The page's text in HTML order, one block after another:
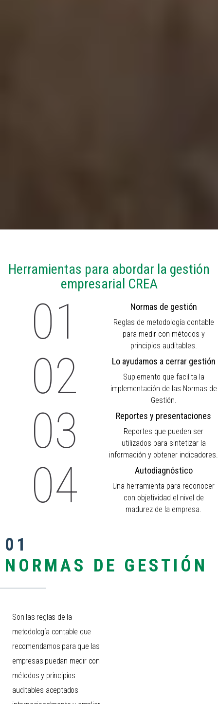
Herramientas para abordar la gestión
empresarial CREA
01 Normas de gestión
Reglas de metodología contable
para medir con métodos y
principios auditables.
02 Lo ayudamos a cerrar gestión
Suplemento que facilita la
implementación de las Normas de
Gestión.
03 Reportes y presentaciones
Reportes que pueden ser
utilizados para sintetizar la
información y obtener indicadores.
04 Autodiagnóstico
Una herramienta para reconocer
con objetividad el nivel de
madurez de la empresa.
01
NORMAS DE GESTIÓN
Son las reglas de la
metodología contable que
recomendamos para que las
empresas puedan medir con
métodos y principios
auditables aceptados